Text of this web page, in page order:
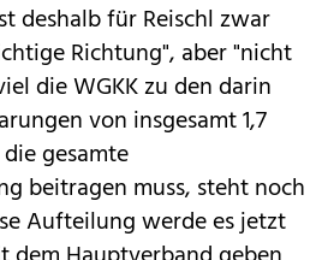
deshalb für Reischl zwar
Richtung", aber "nicht
die WGKK zu den darin
von insgesamt 1,7
gesamte
beitragen muss, steht noch
Aufteilung werde es jetzt